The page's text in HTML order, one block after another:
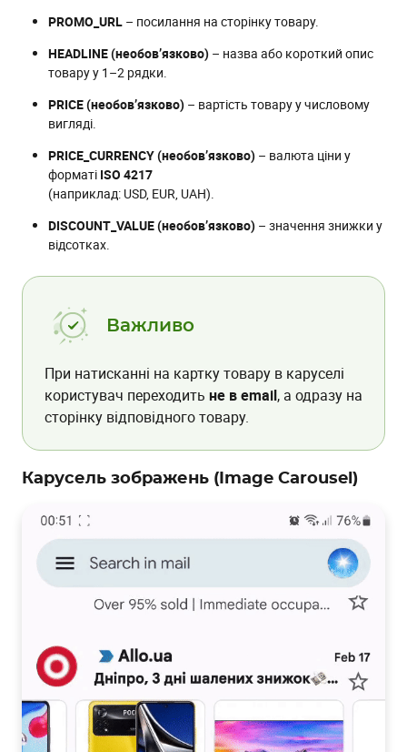
    },
      "@context": "http://schema.org/",
      "@type": "PromotionCard",
      "headline": "test headline",
      "price": 123,
"discountValue": 24, // this value will be
      "url": "https://google.com"
    },
      "@context": "http://schema.org/",
      "@type": "PromotionCard",
      "image": "https://IMAGE_URL_3.jpg",
      "priceCurrency": "USD",
"discountValue": 24, // this value will be
      "url": "https://google.com"
    </script>
PROMO_URL – посилання на сторінку товару.
HEADLINE (необов’язково) – назва або короткий опис
товару у 1–2 рядки.
PRICE (необов’язково) – вартість товару у числовому
вигляді.
PRICE_CURRENCY (необов’язково) – валюта ціни у
форматі ISO 4217
(наприклад: USD, EUR, UAH).
DISCOUNT_VALUE (необов’язково) – значення знижки у
відсотках.
Важливо
При натисканні на картку товару в каруселі
користувач переходить не в email, а одразу на
сторінку відповідного товару.
Карусель зображень (Image Carousel)